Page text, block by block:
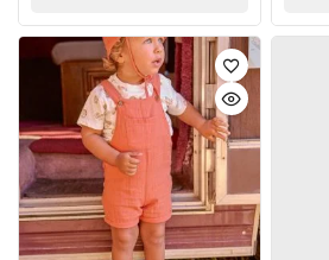
OPCIONES